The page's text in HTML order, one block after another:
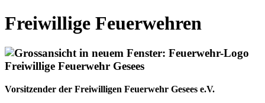
Freiwillige Feuerwehren
Freiwillige Feuerwehr Gesees
Vorsitzender der Freiwilligen Feuerwehr Gesees e.V.